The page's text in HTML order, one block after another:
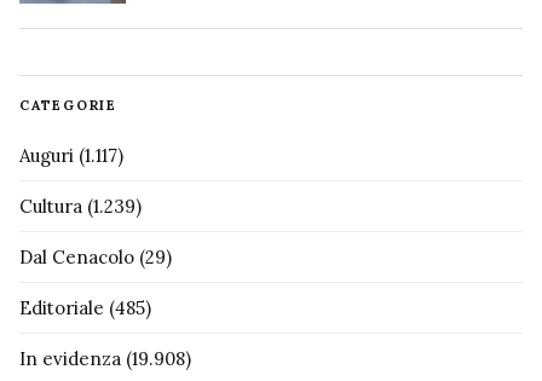
CATEGORIE
Auguri (1.117)
Cultura (1.239)
Dal Cenacolo (29)
Editoriale (485)
In evidenza (19.908)